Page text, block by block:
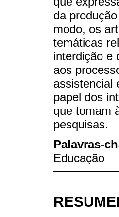
da
modo, os
temáticas
interdição e
aos
assistencial
papel dos
que tomam
pesquisas.
Palavras-
Educação